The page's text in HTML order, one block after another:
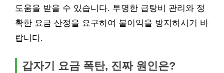
도움을 받을 수 있습니다. 투명한 급탕비 관리와 정
확한 요금 산정을 요구하여 불이익을 방지하시기 바
랍니다.
갑자기 요금 폭탄, 진짜 원인은?